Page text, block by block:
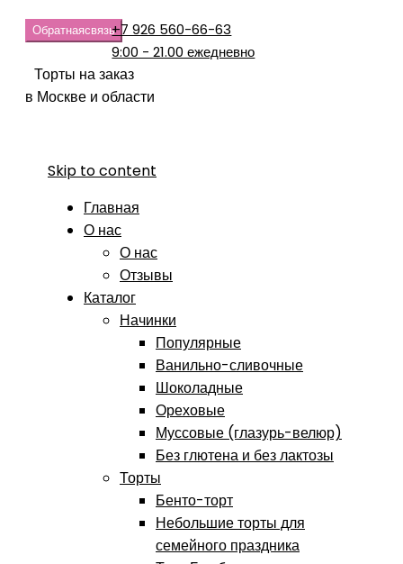
Обратнаясвязь+7 926 560-66-63
9:00 - 21.00 ежедневно
Торты на заказ
в Москве и области
Skip to content
Главная
О нас
О нас
Отзывы
Каталог
Начинки
Популярные
Ванильно-сливочные
Шоколадные
Ореховые
Муссовые (глазурь-велюр)
Без глютена и без лактозы
Торты
Бенто-торт
Небольшие торты для
семейного праздника